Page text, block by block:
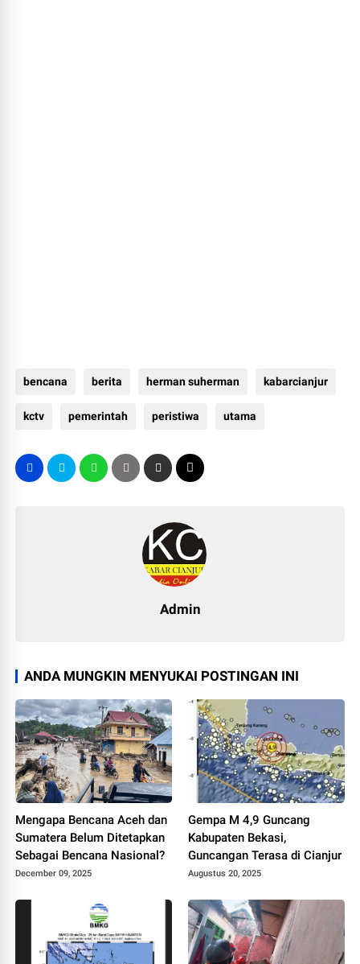
bencana berita herman suherman kabarcianjur
kctv pemerintah peristiwa utama
Admin
ANDA MUNGKIN MENYUKAI POSTINGAN INI
Mengapa Bencana Aceh dan
Sumatera Belum Ditetapkan
Sebagai Bencana Nasional?
December 09, 2025
Gempa M 4,9 Guncang
Kabupaten Bekasi,
Guncangan Terasa di Cianjur
Augustus 20, 2025